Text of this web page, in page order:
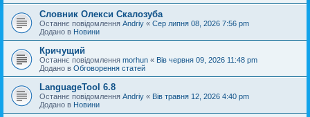
Словник Олекси Скалозуба
Останнє повідомлення Andriy « Сер липня 08, 2026 7:56 pm
Додано в Новини
Кричущий
Останнє повідомлення morhun « Вів червня 09, 2026 11:48 pm
Додано в Обговорення статей
LanguageTool 6.8
Останнє повідомлення Andriy « Вів травня 12, 2026 4:40 pm
Додано в Новини